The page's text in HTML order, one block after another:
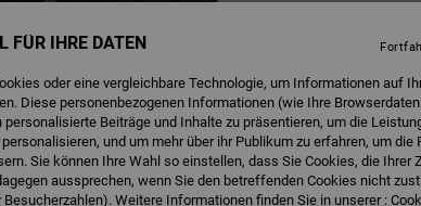
36
FÜR IHRE DATEN
oder eine vergleichbare Technologie, um Informationen auf
Diese personenbezogenen Informationen (wie Ihre
Beiträge und Inhalte zu präsentieren, um die
und um mehr über ihr Publikum zu erfahren, um die
Sie können Ihre Wahl so einstellen, dass Sie Cookies, die Ihrer
aussprechen, wenn Sie den betreffenden Cookies nicht
Weitere Informationen finden Sie in unserer :